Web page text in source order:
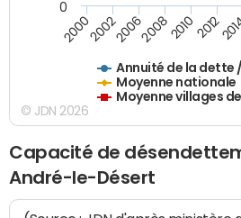
Annuité de la dette
Moyenne nationale
Moyenne villages
200020022006200820102012
0
© JDN 2026
Capacité de
André-le-Désert